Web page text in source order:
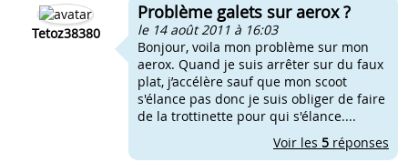
Tetoz38380
Problème galets sur aerox ?
le 14 août 2011 à 16:03
Bonjour, voila mon problème sur mon
aerox. Quand je suis arrêter sur du faux
plat, j’accélère sauf que mon scoot
s'élance pas donc je suis obliger de faire
de la trottinette pour qui s'élance....
Voir les 5 réponses